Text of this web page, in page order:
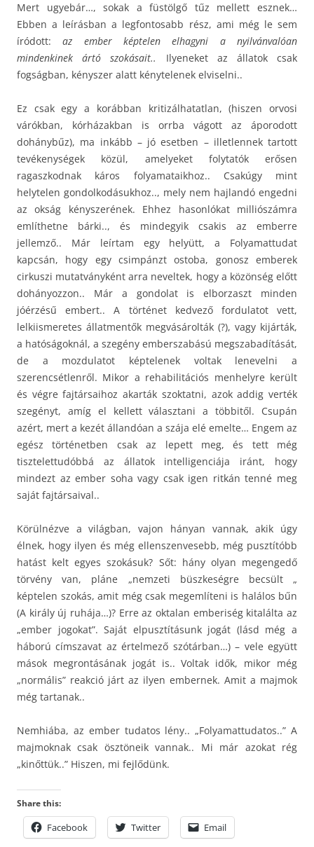
Mert ugyebár…, sokak a füstölgő tűz mellett esznek…
Ebben a leírásban a legfontosabb rész, ami még le sem
íródott:az ember képtelen elhagyni a nyilvánvalóan
mindenkinek ártó szokásait..
Ilyeneket az állatok csak
fogságban, kényszer alatt kénytelenek elviselni..
Ez csak egy a korábban kritizálhatatlan, (hiszen orvosi
várókban, kórházakban is orrba vágott az áporodott
dohánybűz), ma inkább – jó esetben – illetlennek tartott
tevékenységek közül, amelyeket folytatók erősen
ragaszkodnak káros folyamataikhoz.. Csakúgy mint
helytelen gondolkodásukhoz.., mely nem hajlandó engedni
az okság kényszerének. Ehhez hasonlókat milliószámra
említhetne bárki.., és mindegyik csakis az emberre
jellemző.. Már leírtam egy helyütt, a Folyamattudat
kapcsán, hogy egy csimpánzt ostoba, gonosz emberek
cirkuszi mutatványként arra neveltek, hogy a közönség előtt
dohányozzon.. Már a gondolat is elborzaszt minden
jóérzésű embert.. A történet kedvező fordulatot vett,
lelkiismeretes állatmentők megvásárolták (?), vagy kijárták,
a hatóságoknál, a szegény emberszabású megszabadítását,
de a mozdulatot képtelenek voltak lenevelni a
szerencsétlenről. Mikor a rehabilitációs menhelyre került
és végre fajtársaihoz akarták szoktatni, azok addig verték
szegényt, amíg el kellett választani a többitől. Csupán
azért, mert a kezét állandóan a szája elé emelte… Engem az
egész történetben csak az lepett meg, és tett még
tisztelettudóbbá az állatok intelligenciája iránt, hogy
mindezt az ember soha vagy csak igen ritkán tenné meg
saját fajtársaival..
Körülnézve a világban, vajon hányan vannak, akik úgy
élnek, hogy ilyen és még ellenszenvesebb, még pusztítóbb
hatást kelt egyes szokásuk? Sőt: hány olyan megengedő
törvény van, pláne „nemzeti büszkeségre becsült „
képtelen szokás, amit még csak megemlíteni is halálos bűn
(A király új ruhája…)? Erre az oktalan emberiség kitalálta az
„ember jogokat”. Saját elpusztításunk jogát (lásd még a
háború címszavat az értelmező szótárban…) – vele együtt
mások megrontásának jogát is.. Voltak idők, mikor még
„normális” reakció járt az ilyen embernek. Amit a majmok
még tartanak..
Nemhiába, az ember tudatos lény.. „Folyamattudatos..” A
majmoknak csak ösztöneik vannak.. Mi már azokat rég
„kinőttük..” Hiszen, mi fejlődünk.
Share this:
Facebook Twitter Email